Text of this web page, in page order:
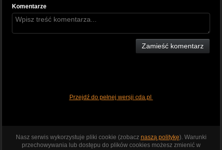
Komentarze
Zamieść komentarz
Przejdź do pełnej wersji cda.pl
Nasz serwis wykorzystuje pliki cookie (zobacz naszą politykę). Warunki
przechowywania lub dostępu do plików cookies możesz zmienić w